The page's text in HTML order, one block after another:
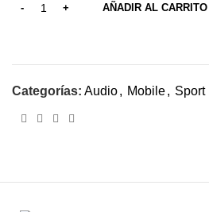
AÑADIR AL CARRITO
Categorías: Audio, Mobile, Sport